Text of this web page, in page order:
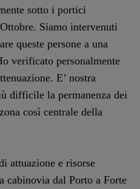
sotto i portici
Siamo intervenuti
queste persone a una
verificato personalmente
E’ nostra
difficile la permanenza dei
così centrale della
attuazione e risorse
cabinovia dal Porto a Forte